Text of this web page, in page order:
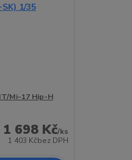
Mi-17 Hip-H
1 698 Kč/ks
1 403 Kčbez DPH